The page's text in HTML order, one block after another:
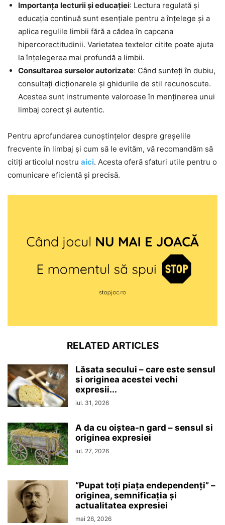
Importanța lecturii și educației: Lectura regulată și
educația continuă sunt esențiale pentru a înțelege și a
aplica regulile limbii fără a cădea în capcana
hipercorectitudinii. Varietatea textelor citite poate ajuta
la înțelegerea mai profundă a limbii.
Consultarea surselor autorizate: Când sunteți în dubiu,
consultați dicționarele și ghidurile de stil recunoscute.
Acestea sunt instrumente valoroase în menținerea unui
limbaj corect și autentic.
Pentru aprofundarea cunoștințelor despre greșelile
frecvente în limbaj și cum să le evităm, vă recomandăm să
citiți articolul nostru aici. Acesta oferă sfaturi utile pentru o
comunicare eficientă și precisă.
RELATED ARTICLES
Lăsata secului – care este sensul
si originea acestei vechi
expresii...
iul. 31, 2026
A da cu oiștea-n gard – sensul si
originea expresiei
iul. 27, 2026
“Pupat toţi piaţa endependenţi” –
originea, semnificaţia şi
actualitatea expresiei
mai 26, 2026